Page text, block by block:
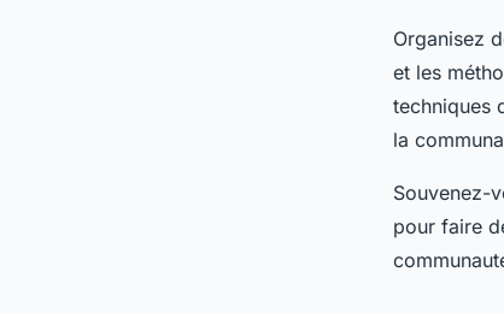
Organisez
et les
techniques
la
Souvenez-
pour faire